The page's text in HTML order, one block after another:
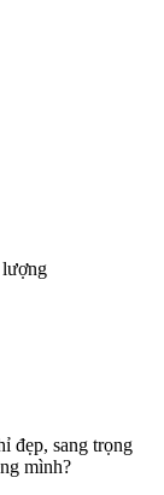
đẹp, sang trọng
mình?